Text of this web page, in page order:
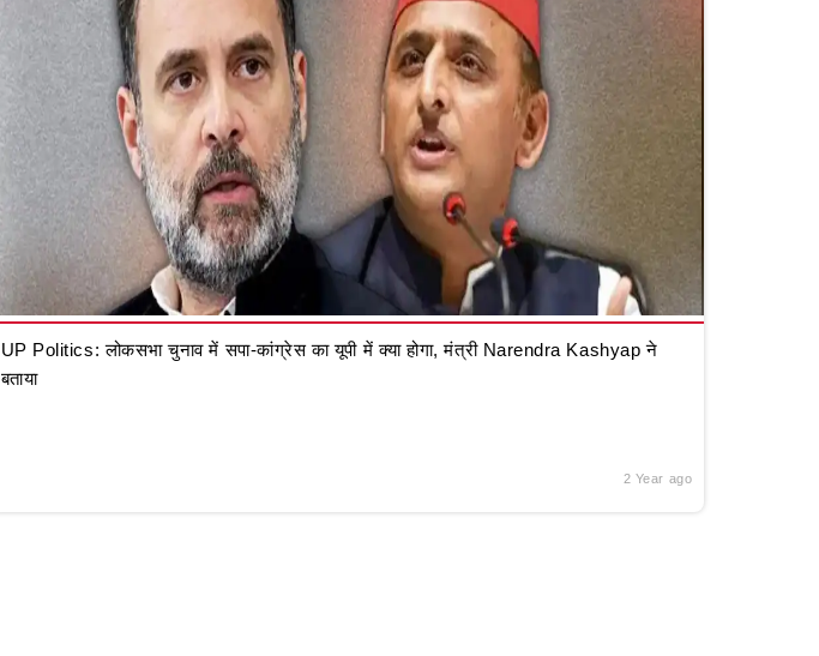
UP Politics: लोकसभा चुनाव में सपा-कांग्रेस का यूपी में क्या होगा, मंत्री Narendra Kashyap ने
बताया
2 Year ago